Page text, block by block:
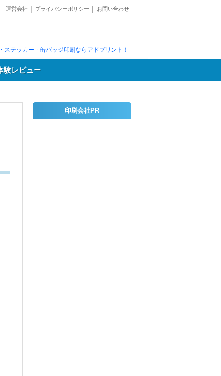
運営会社 プライバシーポリシー お問い合わせ
ステッカー・缶バッジ印刷ならアドプリント！
験レビュー
印刷会社PR